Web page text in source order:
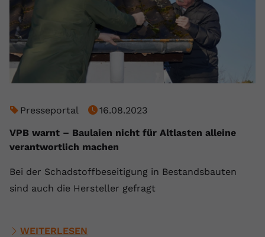
Presseportal
16.08.2023
VPB warnt – Baulaien nicht für Altlasten alleine
verantwortlich machen
Bei der Schadstoffbeseitigung in Bestandsbauten
sind auch die Hersteller gefragt
WEITERLESEN